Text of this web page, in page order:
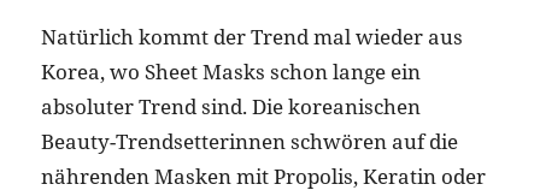
Natürlich kommt der Trend mal wieder aus
Korea, wo Sheet Masks schon lange ein
absoluter Trend sind. Die koreanischen
Beauty-Trendsetterinnen schwören auf die
nährenden Masken mit Propolis, Keratin oder